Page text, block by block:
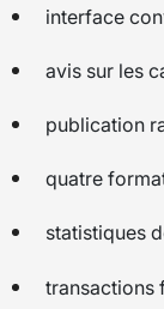
interface
avis sur les
publication
quatre
statistiques
transactions